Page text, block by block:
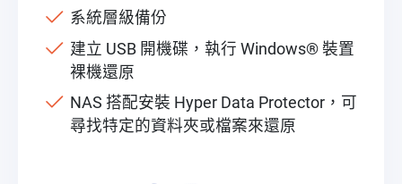
系統層級備份
建立 USB 開機碟，執行 Windows® 裝置
裸機還原
NAS 搭配安裝 Hyper Data Protector，可
尋找特定的資料夾或檔案來還原